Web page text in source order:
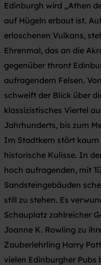
Edinburgh wird „Athen
auf Hügeln erbaut ist.
erloschenen Vulkans,
Ehrenmal, das an die
gegenüber thront
aufragendem Felsen.
schweift der Blick über
klassizistisches Viertel
Jahrhunderts, bis zum
Im Stadtkern stört kaum
historische Kulisse. In
hoch aufragenden, mit
Sandsteingebäuden
still zu stehen. Es
Schauplatz zahlreicher
Joanne K. Rowling zu
Zauberlehrling Harry
vielen Edinburgher Pubs